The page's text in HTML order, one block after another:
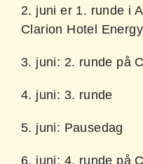
2. juni er 1. runde i
Clarion Hotel Energy
3. juni: 2. runde på
4. juni: 3. runde
5. juni: Pausedag
6. juni: 4. runde på